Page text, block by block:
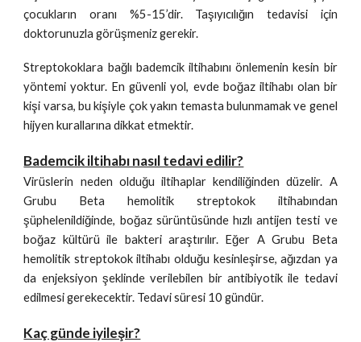
çocukların oranı %5-15’dir. Taşıyıcılığın tedavisi için
doktorunuzla görüşmeniz gerekir.
Streptokoklara bağlı bademcik iltihabını önlemenin kesin bir
yöntemi yoktur. En güvenli yol, evde boğaz iltihabı olan bir
kişi varsa, bu kişiyle çok yakın temasta bulunmamak ve genel
hijyen kurallarına dikkat etmektir.
Bademcik iltihabı nasıl tedavi edilir?
Virüslerin neden olduğu iltihaplar kendiliğinden düzelir. A
Grubu Beta hemolitik streptokok iltihabından
şüphelenildiğinde, boğaz sürüntüsünde hızlı antijen testi ve
boğaz kültürü ile bakteri araştırılır. Eğer A Grubu Beta
hemolitik streptokok iltihabı olduğu kesinleşirse, ağızdan ya
da enjeksiyon şeklinde verilebilen bir antibiyotik ile tedavi
edilmesi gerekecektir. Tedavi süresi 10 gündür.
Kaç günde iyileşir?